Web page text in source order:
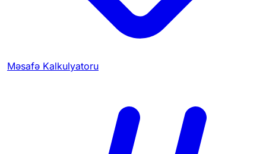
Məsafə Kalkulyatoru